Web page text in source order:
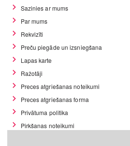
Sazinies ar mums
Par mums
Rekvizīti
Preču piegāde un izsniegšana
Lapas karte
Ražotāji
Preces atgriešanas noteikumi
Preces atgriešanas forma
Privātuma politika
Pirkšanas noteikumi